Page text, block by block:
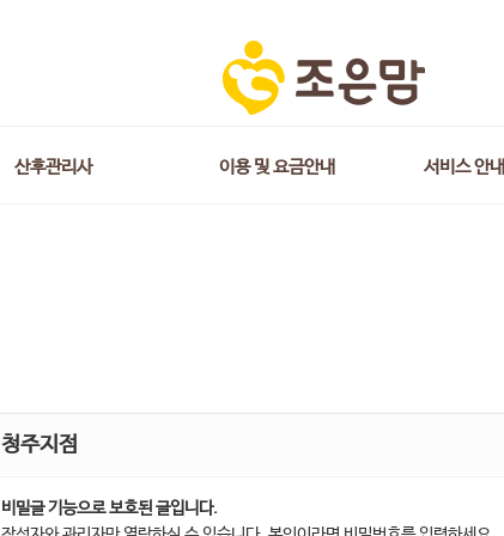
산후관리사 이용 및 요금안내 서비스 안내
청주지점
비밀글 기능으로 보호된 글입니다.